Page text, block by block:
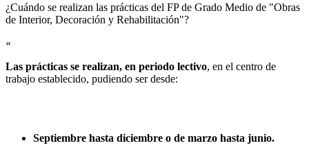
¿Cuándo se realizan las prácticas del FP de Grado Medio de "Obras
de Interior, Decoración y Rehabilitación"?​
«
Las prácticas se realizan, en periodo lectivo, en el centro de
trabajo establecido, pudiendo ser desde:
Septiembre hasta diciembre o de marzo hasta junio.